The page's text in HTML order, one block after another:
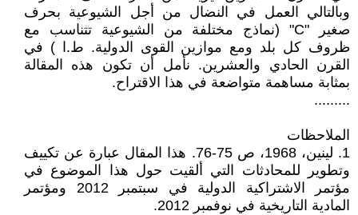
وبالتالي العمل في النضال من أجل الشيوعية بحرف
صغير "C" (نماذج مختلفة من الشيوعية تتناسب مع
ظروف كل بلد ومع موازين القوى الدولية. ط.ا ) في
القرن الحادي والعشرين. نأمل أن تكون هذه المقالة
بمثابة مساهمة متواضعة في هذا الاقتراح.
.........
الملاحظات
1. لينين، 1968، ص 75-76. هذا المقال عبارة عن تكييف
وتطوير للمحادثات التي ألقيت حول هذا الموضوع في
مؤتمر الاشتراكية الدولية في سبتمبر 2012 ومؤتمر
المادية التاريخية في نوفمبر 2012.